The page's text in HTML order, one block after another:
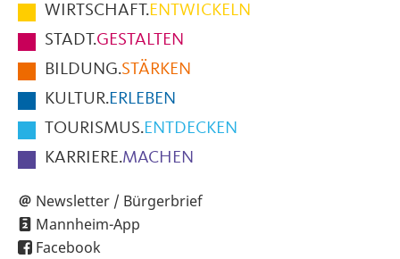
Fußbereich
der
Seite
WIRTSCHAFT.ENTWICKELN
STADT.GESTALTEN
BILDUNG.STÄRKEN
KULTUR.ERLEBEN
TOURISMUS.ENTDECKEN
KARRIERE.MACHEN
Newsletter / Bürgerbrief
Mannheim-App
Facebook